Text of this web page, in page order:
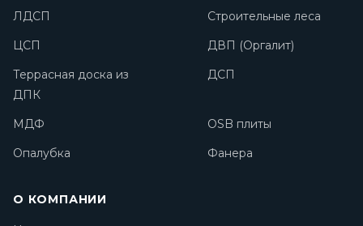
ЛДСП
Строительные леса
ЦСП
ДВП (Оргалит)
Террасная доска из
ДПК
ДСП
МДФ
OSB плиты
Опалубка
Фанера
О КОМПАНИИ